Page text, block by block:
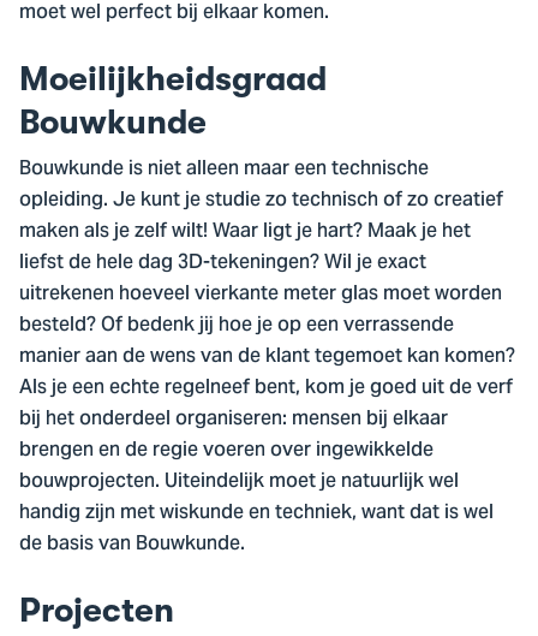
moet wel perfect bij elkaar komen.
Moeilijkheidsgraad
Bouwkunde
Bouwkunde is niet alleen maar een technische
opleiding. Je kunt je studie zo technisch of zo creatief
maken als je zelf wilt! Waar ligt je hart? Maak je het
liefst de hele dag 3D-tekeningen? Wil je exact
uitrekenen hoeveel vierkante meter glas moet worden
besteld? Of bedenk jij hoe je op een verrassende
manier aan de wens van de klant tegemoet kan komen?
Als je een echte regelneef bent, kom je goed uit de verf
bij het onderdeel organiseren: mensen bij elkaar
brengen en de regie voeren over ingewikkelde
bouwprojecten. Uiteindelijk moet je natuurlijk wel
handig zijn met wiskunde en techniek, want dat is wel
de basis van Bouwkunde.
Projecten